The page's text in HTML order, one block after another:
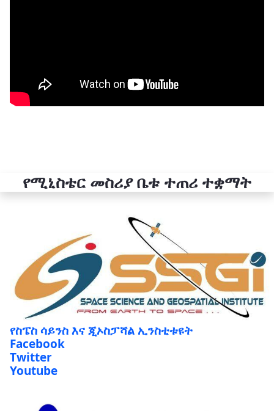
የስፔስ ሳይንስ እና ጂኦስፓሻል ኢንስቲቱዩት
Facebook
Twitter
Youtube